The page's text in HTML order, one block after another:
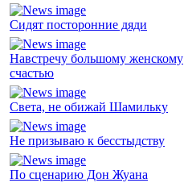
Сидят посторонние дяди
Навстречу большому женскому
счастью
Света, не обижай Шамильку
Не призываю к бесстыдству
По сценарию Дон Жуана